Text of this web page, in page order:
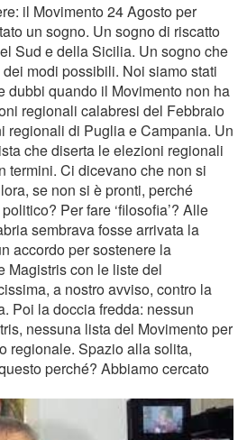
il Movimento 24 Agosto per
un sogno. Un sogno di riscatto
Sud e della Sicilia. Un sogno che
modi possibili. Noi siamo stati
dubbi quando il Movimento non ha
regionali calabresi del Febbraio
regionali di Puglia e Campania. Un
che diserta le elezioni regionali
termini. Ci dicevano che non si
se non si è pronti, perché
Per fare ‘filosofia’? Alle
sembrava fosse arrivata la
accordo per sostenere la
Magistris con le liste del
a nostro avviso, contro la
Poi la doccia fredda: nessun
nessuna lista del Movimento per
regionale. Spazio alla solita,
perché? Abbiamo cercato